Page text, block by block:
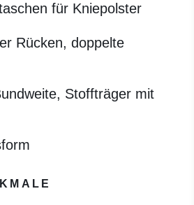
für Kniepolster
Rücken, doppelte
Stoffträger mit